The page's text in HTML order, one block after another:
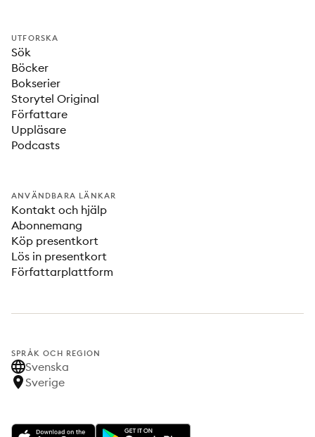
UTFORSKA
Sök
Böcker
Bokserier
Storytel Original
Författare
Uppläsare
Podcasts
ANVÄNDBARA LÄNKAR
Kontakt och hjälp
Abonnemang
Köp presentkort
Lös in presentkort
Författarplattform
SPRÅK OCH REGION
Svenska
Sverige